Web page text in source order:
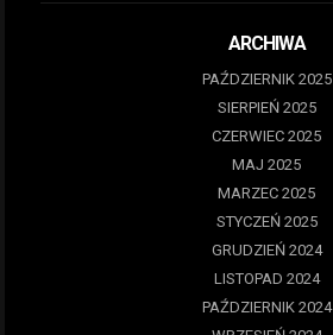
ARCHIWA
PAŹDZIERNIK 2025
SIERPIEŃ 2025
CZERWIEC 2025
MAJ 2025
MARZEC 2025
STYCZEŃ 2025
GRUDZIEŃ 2024
LISTOPAD 2024
PAŹDZIERNIK 2024